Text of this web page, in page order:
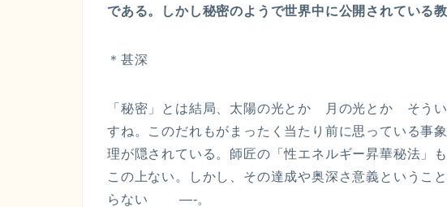
である。しかし秘密のようで世界中に公開されている教
＊甚深
「秘密」とは結局、太陽の光とか 月の光とか そう
すね。このだれもがまったく当たり前に思っている事
理が隠されている。師匠の「性エネルギー昇華秘法」
この上ない。しかし、その達成や奥深さ意義というこ
らない —-。